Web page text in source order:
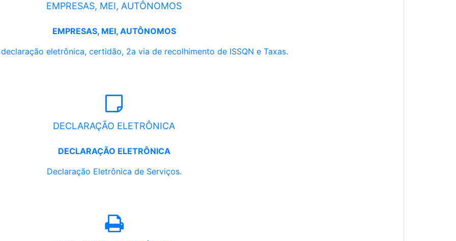
EMPRESAS, MEI, AUTÔNOMOS
EMPRESAS, MEI, AUTÔNOMOS
eletrônica, certidão, 2a via de recolhimento de ISSQN e Taxas.
DECLARAÇÃO ELETRÔNICA
DECLARAÇÃO ELETRÔNICA
Declaração Eletrônica de Serviços.